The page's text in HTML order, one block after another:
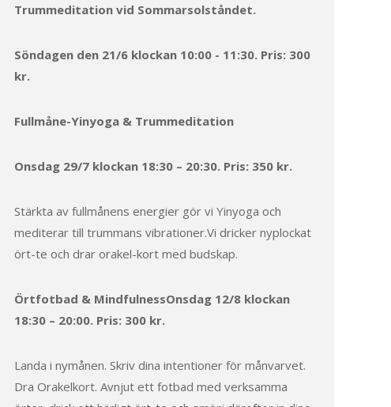
Trummeditation vid Sommarsolståndet.
Söndagen den 21/6 klockan 10:00 - 11:30. Pris: 300
kr.
Fullmåne-Yinyoga & Trummeditation
Onsdag 29/7 klockan 18:30 – 20:30. Pris: 350 kr.
Stärkta av fullmånens energier gör vi Yinyoga och
mediterar till trummans vibrationer.Vi dricker nyplockat
ört-te och drar orakel-kort med budskap.
Örtfotbad & MindfulnessOnsdag 12/8 klockan
18:30 – 20:00. Pris: 300 kr.
Landa i nymånen. Skriv dina intentioner för månvarvet.
Dra Orakelkort. Avnjut ett fotbad med verksamma